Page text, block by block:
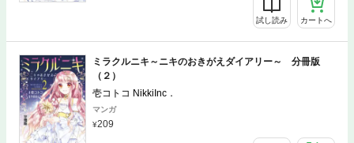
試し読み カートへ
ミラクルニキ～ニキのおきがえダイアリー～ 分冊版
（２）
壱コトコ NikkiInc．
マンガ
209